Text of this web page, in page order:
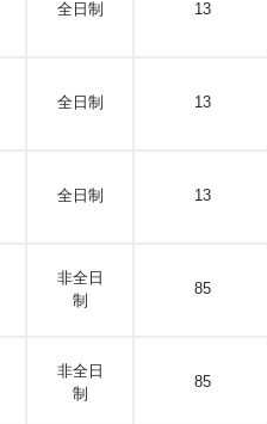
全日制 13
全日制 13
全日制 13
非全日
制
85
非全日
制
85